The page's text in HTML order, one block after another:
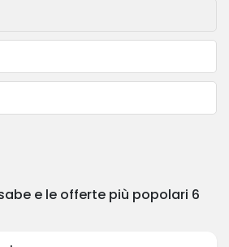
e le offerte più popolari 6